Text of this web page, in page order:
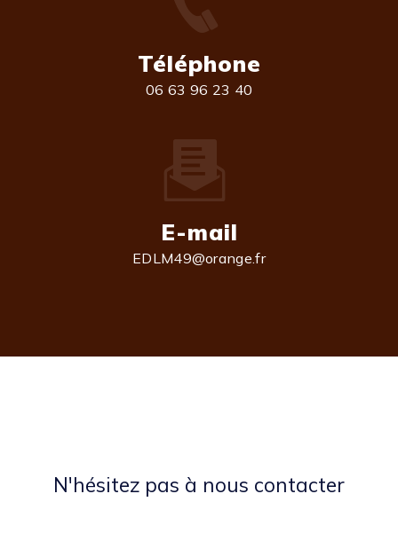
Téléphone
06 63 96 23 40
E-mail
EDLM49@orange.fr
N'hésitez pas à nous contacter